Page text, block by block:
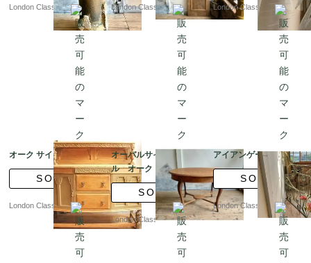
London Classics London Classics London Classics
オーク サイドボード
SOLD
London Classics
オーバルサイドテーブ
ル オーク
SOLD
London Classics
アイアンゲート??9
SOLD
London Classics